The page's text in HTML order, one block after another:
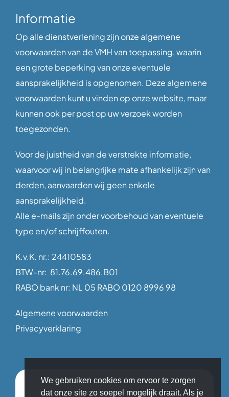
Informatie
Op alle dienstverlening zijn onze algemene
voorwaarden van de VMH van toepassing, waarin
een grote beperking van onze eventuele
aansprakelijkheid is opgenomen. Deze algemene
voorwaarden kunt u vinden op onze website, maar
kunnen ook per post op uw verzoek worden
toegezonden.
Voor de juistheid van de verstrekte informatie,
waarvoor wij in belangrijke mate afhankelijk zijn van
derden, aanvaarden wij geen enkele
aansprakelijkheid.
Alle e-mails zijn onder voorbehoud van eventuele
type en/of schrijffouten.
K.v.K. nr.: 24410583
BTW-nr: 81.76.69.486.B01
RABO bank nr: NL 05 RABO 0120 8996 98
Algemene voorwaarden
Privacyverklaring
We gebruiken cookies om ervoor te zorgen
dat onze site zo soepel mogelijk draait. Als je